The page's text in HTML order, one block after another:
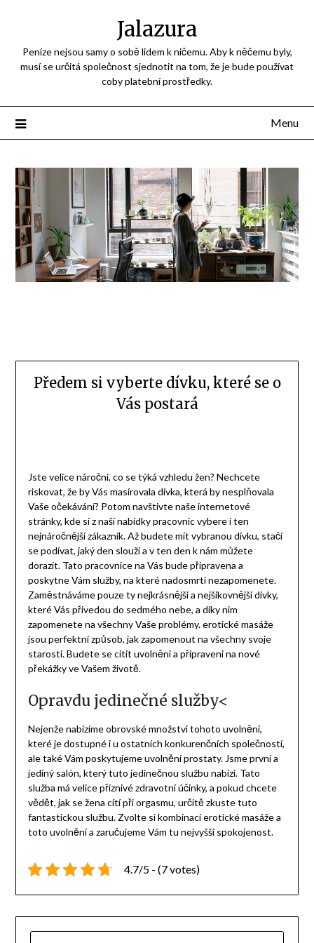
Jalazura
Peníze nejsou samy o sobě lidem k ničemu. Aby k něčemu byly,
musí se určitá společnost sjednotit na tom, že je bude používat
coby platební prostředky.
Menu
Předem si vyberte dívku, které se o
Vás postará
Jste velice nároční, co se týká vzhledu žen? Nechcete
riskovat, že by Vás masírovala dívka, která by nesplňovala
Vaše očekávání? Potom navštivte naše internetové
stránky, kde si z naší nabídky pracovnic vybere i ten
nejnáročnější zákazník. Až budete mít vybranou dívku, stačí
se podívat, jaký den slouží a v ten den k nám můžete
dorazit. Tato pracovnice na Vás bude připravena a
poskytne Vám služby, na které nadosmrti nezapomenete.
Zaměstnáváme pouze ty nejkrásnější a nejšikovnější dívky,
které Vás přivedou do sedmého nebe, a díky nim
zapomenete na všechny Vaše problémy.erotické masáže
jsou perfektní způsob, jak zapomenout na všechny svoje
starosti. Budete se cítit uvolněni a připraveni na nové
překážky ve Vašem životě.
Opravdu jedinečné služby<
Nejenže nabízíme obrovské množství tohoto uvolnění,
které je dostupné i u ostatních konkurenčních společností,
ale také Vám poskytujeme uvolnění prostaty. Jsme první a
jediný salón, který tuto jedinečnou službu nabízí. Tato
služba má velice příznivé zdravotní účinky, a pokud chcete
vědět, jak se žena cítí při orgasmu, určitě zkuste tuto
fantastickou službu. Zvolte si kombinaci erotické masáže a
toto uvolnění a zaručujeme Vám tu nejvyšší spokojenost.
4.7/5 - (7 votes)